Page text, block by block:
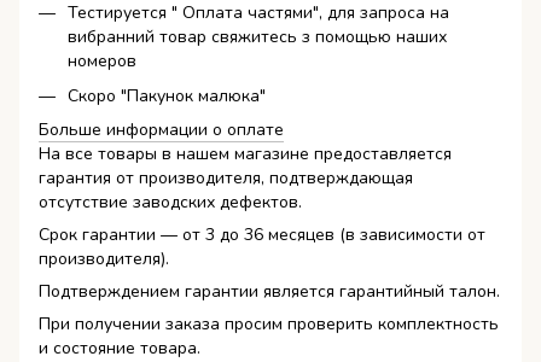
Тестируется " Оплата частями", для запроса на
вибранний товар свяжитесь з помощью наших
номеров
Скоро "Пакунок малюка"
Больше информации о оплате
На все товары в нашем магазине предоставляется
гарантия от производителя, подтверждающая
отсутствие заводских дефектов.
Срок гарантии — от 3 до 36 месяцев (в зависимости от
производителя).
Подтверждением гарантии является гарантийный талон.
При получении заказа просим проверить комплектность
и состояние товара.